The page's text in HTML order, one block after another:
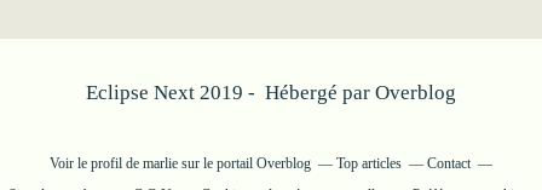
Eclipse Next 2019 - Hébergé par Overblog
Voir le profil de marlie sur le portail Overblog Top articles
Contact